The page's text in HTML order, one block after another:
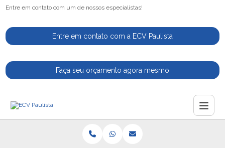
Entre em contato com um de nossos especialistas!
Entre em contato com a ECV Paulista
Faça seu orçamento agora mesmo